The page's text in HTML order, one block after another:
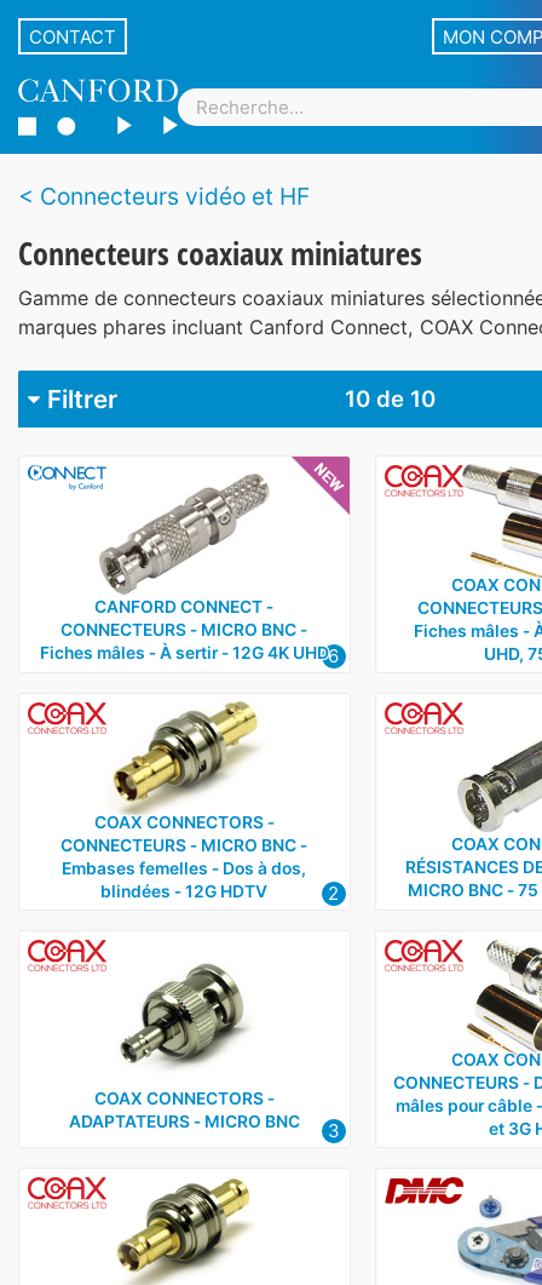
CONTACT MON
Connecteurs vidéo et HF
Connecteurs coaxiaux miniatures
Gamme de connecteurs coaxiaux miniatures
marques phares incluant Canford Connect, COAX
Filtrer 10 de 10
Canford
Canford Connect 1
COAX Connectors
Daniels 1
CANFORD CONNECT ‑
CONNECTEURS ‑ MICRO BNC ‑
Fiches mâles ‑ À sertir ‑ 12G 4K UHD6
COAX
Fiches mâles ‑
UHD,
COAX CONNECTORS ‑
CONNECTEURS ‑ MICRO BNC ‑
Embases femelles ‑ Dos à dos,
blindées ‑ 12G HDTV
2
COAX
RÉSISTANCES
MICRO BNC ‑
COAX CONNECTORS ‑
ADAPTATEURS ‑ MICRO BNC
3
COAX
CONNECTEURS ‑
mâles pour câble
et 3G